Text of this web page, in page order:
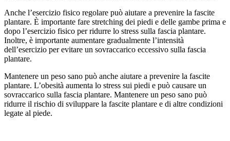
Anche l’esercizio fisico regolare può aiutare a prevenire la fascite
plantare. È importante fare stretching dei piedi e delle gambe prima e
dopo l’esercizio fisico per ridurre lo stress sulla fascia plantare.
Inoltre, è importante aumentare gradualmente l’intensità
dell’esercizio per evitare un sovraccarico eccessivo sulla fascia
plantare.
Mantenere un peso sano può anche aiutare a prevenire la fascite
plantare. L’obesità aumenta lo stress sui piedi e può causare un
sovraccarico sulla fascia plantare. Mantenere un peso sano può
ridurre il rischio di sviluppare la fascite plantare e di altre condizioni
legate al piede.